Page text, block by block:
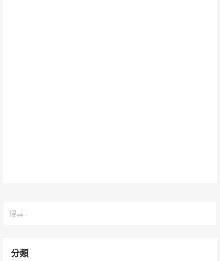
字:分類